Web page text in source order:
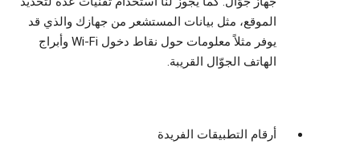
الموقع، مثل بيانات المستشعر من جهازك والذي قد
يوفر مثلاً معلومات حول نقاط دخول Wi-Fi وأبراج
الهاتف الجوّال القريبة.
أرقام التطبيقات الفريدة